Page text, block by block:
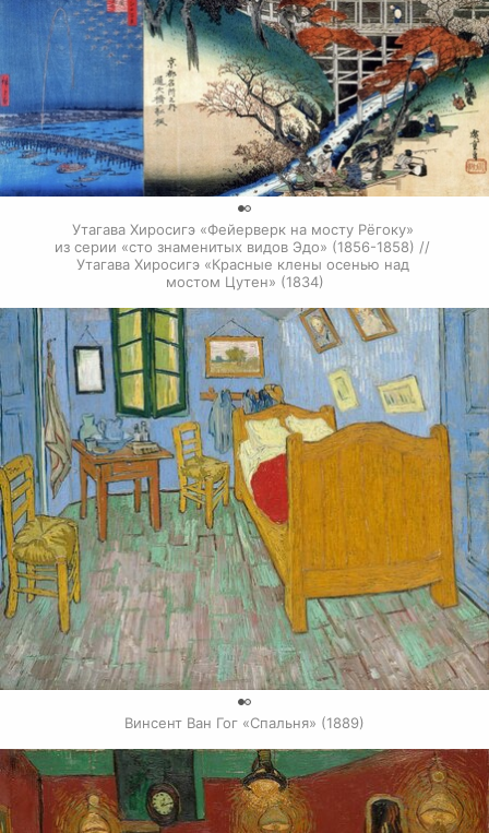
Утагава Хиросигэ «Фейерверк на мосту Рёгоку»
из серии «сто знаменитых видов Эдо» (1856-1858) //
Утагава Хиросигэ «Красные клены осенью над
мостом Цутен» (1834)
Винсент Ван Гог «Спальня» (1889)